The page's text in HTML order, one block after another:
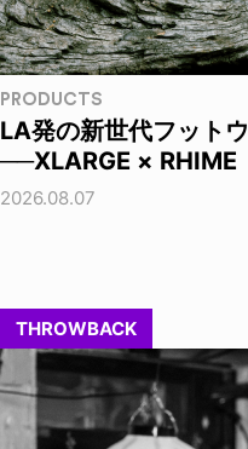
PRODUCTS
LA発の新世代フット
──XLARGE × RHIME
2026.08.07
THROWBACK